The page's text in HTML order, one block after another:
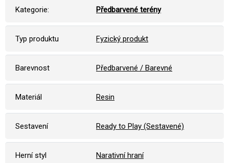
Kategorie: Předbarvené terény
Typ produktu Fyzický produkt
Barevnost Předbarvené / Barevné
Materiál Resin
Sestavení Ready to Play (Sestavené)
Herní styl Narativní hraní